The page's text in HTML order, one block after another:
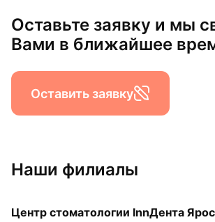
Оставьте заявку и мы
Вами в ближайшее
Оставить заявку
Наши филиалы
Центр стоматологии InnДента